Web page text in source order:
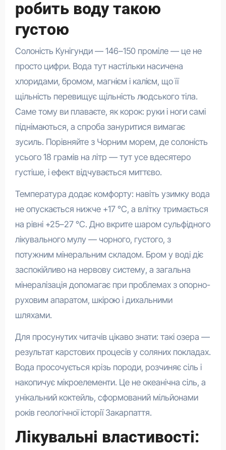
робить воду такою
густою
Солоність Кунігунди — 146–150 проміле — це не
просто цифри. Вода тут настільки насичена
хлоридами, бромом, магнієм і калієм, що її
щільність перевищує щільність людського тіла.
Саме тому ви плаваєте, як корок: руки і ноги самі
піднімаються, а спроба зануритися вимагає
зусиль. Порівняйте з Чорним морем, де солоність
усього 18 грамів на літр — тут усе вдесятеро
густіше, і ефект відчувається миттєво.
Температура додає комфорту: навіть узимку вода
не опускається нижче +17 °C, а влітку тримається
на рівні +25–27 °C. Дно вкрите шаром сульфідного
лікувального мулу — чорного, густого, з
потужним мінеральним складом. Бром у воді діє
заспокійливо на нервову систему, а загальна
мінералізація допомагає при проблемах з опорно-
руховим апаратом, шкірою і дихальними
шляхами.
Для просунутих читачів цікаво знати: такі озера —
результат карстових процесів у соляних покладах.
Вода просочується крізь породи, розчиняє сіль і
накопичує мікроелементи. Це не океанічна сіль, а
унікальний коктейль, сформований мільйонами
років геологічної історії Закарпаття.
Лікувальні властивості: